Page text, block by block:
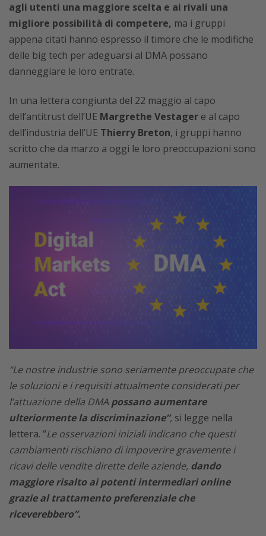
agli utenti una maggiore scelta e ai rivali una
migliore possibilità di competere, ma i gruppi
appena citati hanno espresso il timore che le modifiche
delle big tech per adeguarsi al DMA possano
danneggiare le loro entrate.
In una lettera congiunta del 22 maggio al capo
dell’antitrust dell’UE Margrethe Vestager e al capo
dell’industria dell’UE Thierry Breton, i gruppi hanno
scritto che da marzo a oggi le loro preoccupazioni sono
aumentate.
“Le nostre industrie sono seriamente preoccupate che
le soluzioni e i requisiti attualmente considerati per
l’attuazione della DMA possano aumentare
ulteriormente la discriminazione”, si legge nella
lettera. “Le osservazioni iniziali indicano che questi
cambiamenti rischiano di impoverire gravemente i
ricavi delle vendite dirette delle aziende, dando
maggiore risalto ai potenti intermediari online
grazie al trattamento preferenziale che
riceverebbero”.